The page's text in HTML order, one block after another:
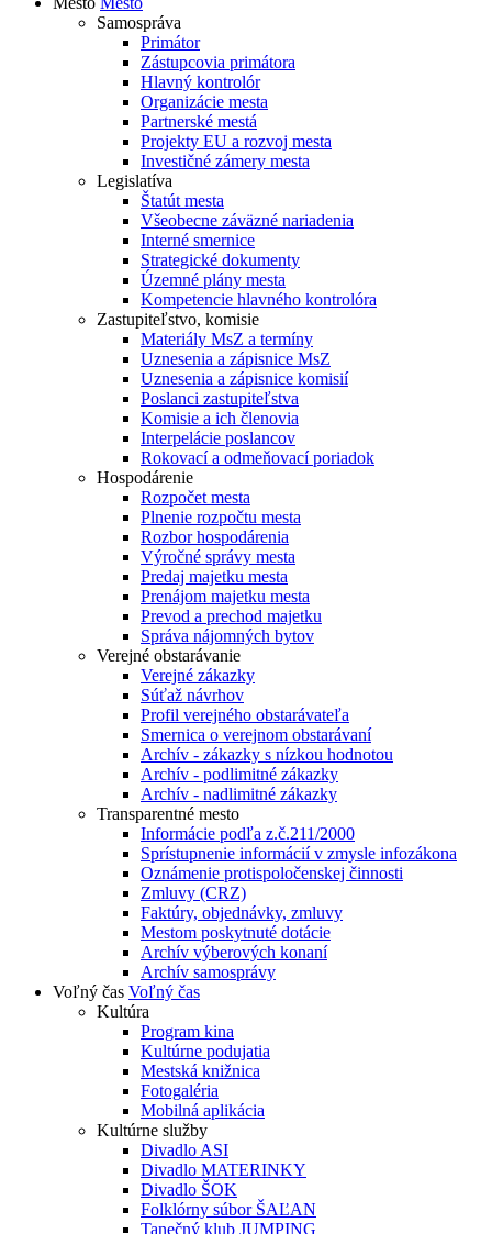
Samospráva
Primátor
Zástupcovia primátora
Hlavný kontrolór
Organizácie mesta
Partnerské mestá
Projekty EU a rozvoj mesta
Investičné zámery mesta
Legislatíva
Štatút mesta
Všeobecne záväzné nariadenia
Interné smernice
Strategické dokumenty
Územné plány mesta
Kompetencie hlavného kontrolóra
Zastupiteľstvo, komisie
Materiály MsZ a termíny
Uznesenia a zápisnice MsZ
Uznesenia a zápisnice komisií
Poslanci zastupiteľstva
Komisie a ich členovia
Interpelácie poslancov
Rokovací a odmeňovací poriadok
Hospodárenie
Rozpočet mesta
Plnenie rozpočtu mesta
Rozbor hospodárenia
Výročné správy mesta
Predaj majetku mesta
Prenájom majetku mesta
Prevod a prechod majetku
Správa nájomných bytov
Verejné obstarávanie
Verejné zákazky
Súťaž návrhov
Profil verejného obstarávateľa
Smernica o verejnom obstarávaní
Archív - zákazky s nízkou hodnotou
Archív - podlimitné zákazky
Archív - nadlimitné zákazky
Transparentné mesto
Informácie podľa z.č.211/2000
Sprístupnenie informácií v zmysle infozákona
Oznámenie protispoločenskej činnosti
Zmluvy (CRZ)
Faktúry, objednávky, zmluvy
Mestom poskytnuté dotácie
Archív výberových konaní
Archív samosprávy
Voľný čas Voľný čas
Kultúra
Program kina
Kultúrne podujatia
Mestská knižnica
Fotogaléria
Mobilná aplikácia
Kultúrne služby
Divadlo ASI
Divadlo MATERINKY
Divadlo ŠOK
Folklórny súbor ŠAĽAN
Tanečný klub JUMPING